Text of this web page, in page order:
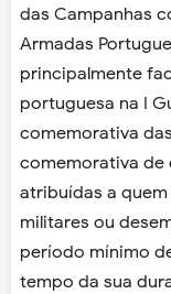
das Campanhas
Armadas
principalmente
portuguesa na I
comemorativa
comemorativa de
atribuídas a
militares ou
período mínimo
tempo da sua